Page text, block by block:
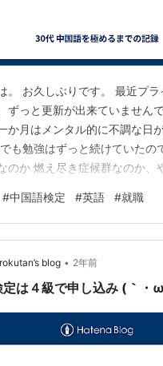
。 お久しぶりです。 最近プラ
ずっと更新が出来ていません
か月はメンタル的に不調な日
も勉強はずっと続けていたの
のか 燃え尽き症候群なのか、
ぶ回復してきました（ホッとし
。 それに伴いメンタルの方も
います。 さて、以下に関し、
ていきます。 中国語学習と中
いて 職探しについて 中国語学
#中国語検定 #英語 #就職
blog • 2年前
は４級で申し込み (｀・ω